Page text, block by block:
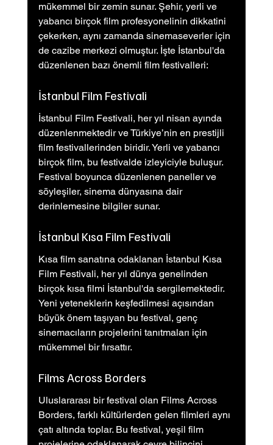
mükemmel bir zemin sunar. Şehir, yerli ve
yabancı birçok film profesyonelinin dikkatini
çekerken, aynı zamanda sinemaseverler için
de cazibe merkezi olmuştur. İşte İstanbul'da
düzenlenen bazı önemli film festivalleri:
İstanbul Film Festivali
İstanbul Film Festivali, her yıl nisan ayında
düzenlenmektedir ve Türkiye’nin en prestijli
film festivallerinden biridir. Yerli ve yabancı
birçok film, bu festivalde izleyiciyle buluşur.
Festival boyunca düzenlenen paneller ve
söyleşiler, sinema dünyasına dair
derinlemesine bilgiler sunar.
İstanbul Kısa Film Festivali
Kısa film sanatına odaklanan İstanbul Kısa
Film Festivali, her yıl dünya genelinden
birçok kısa filmi İstanbul'da sergilemektedir.
Yeni yeteneklerin keşfedilmesi açısından
büyük önem taşıyan bu festival, genç
sinemacıların projelerini tanıtmaları için
mükemmel bir fırsattır.
Films Across Borders
Uluslararası bir festival olan Films Across
Borders, farklı kültürlerden gelen filmleri aynı
çatı altında toplar. Bu festival, yeşil film